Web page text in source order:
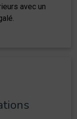
avec un